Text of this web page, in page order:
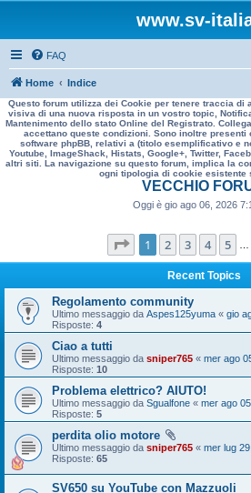
www.sv-
FAQ
Home Indice
Questo forum utilizza dei Cookie per tenere traccia di
visiva di una nuova risposta in un vostro topic,
Mantenimento dello stato Online del Registrato.
accettano queste condizioni. Sono inoltre
software phpBB, relativi a (titolo esemplificativo e
Youtube, ImageShack, Histats, Google+, Twitter,
altri siti. La navigazione su questo forum, implica la
ogni tipologia di cookie esistente
VECCHIO
Oggi è gio ago 06, 2026
Pagina di 100
1 2 3 4 5
Recent Topics
Regolamento community
Ultimo messaggio da Aspes125yuma « gio
Risposte: 4
Ciao a tutti
Ultimo messaggio da sniper765 « mer ago
Risposte: 10
Problema elettrico? AIUTO!
Ultimo messaggio da Sgualfone « mer ago
Risposte: 5
perdita olio motore
Ultimo messaggio da sniper765 « mer lug
Risposte: 65
SV650 su YouTube con Mazzuoli